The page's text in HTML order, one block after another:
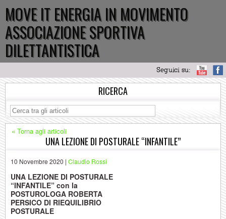
MOVE IT ENERGIA IN MOVIMENTO
ASSOCIAZIONE SPORTIVA
DILETTANTISTICA
Seguici su:
RICERCA
« Torna agli articoli
UNA LEZIONE DI POSTURALE “INFANTILE”
10 Novembre 2020 | Claudio Rossi
UNA LEZIONE DI POSTURALE
“INFANTILE” con la
POSTUROLOGA ROBERTA
PERSICO DI RIEQUILIBRIO
POSTURALE